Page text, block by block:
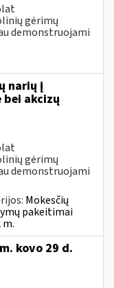
gėrimų
demonstruojami
narių į
akcizų
gėrimų
demonstruojami
Mokesčių
pakeitimai
kovo 29 d.